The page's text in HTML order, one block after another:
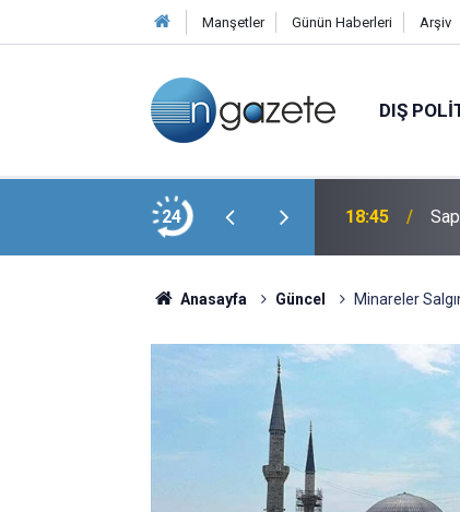
Manşetler Günün Haberleri Arşiv
DIŞ
24
Karanlıkta Kalmış Olayları Çözeceğiz 18:45
Anasayfa Güncel Minareler